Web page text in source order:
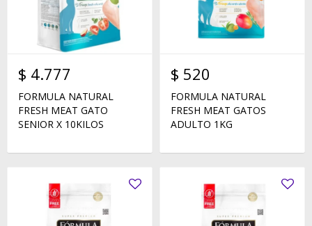
$ 4.777
FORMULA NATURAL
FRESH MEAT GATO
SENIOR X 10KILOS
$ 520
FORMULA NATURAL
FRESH MEAT GATOS
ADULTO 1KG